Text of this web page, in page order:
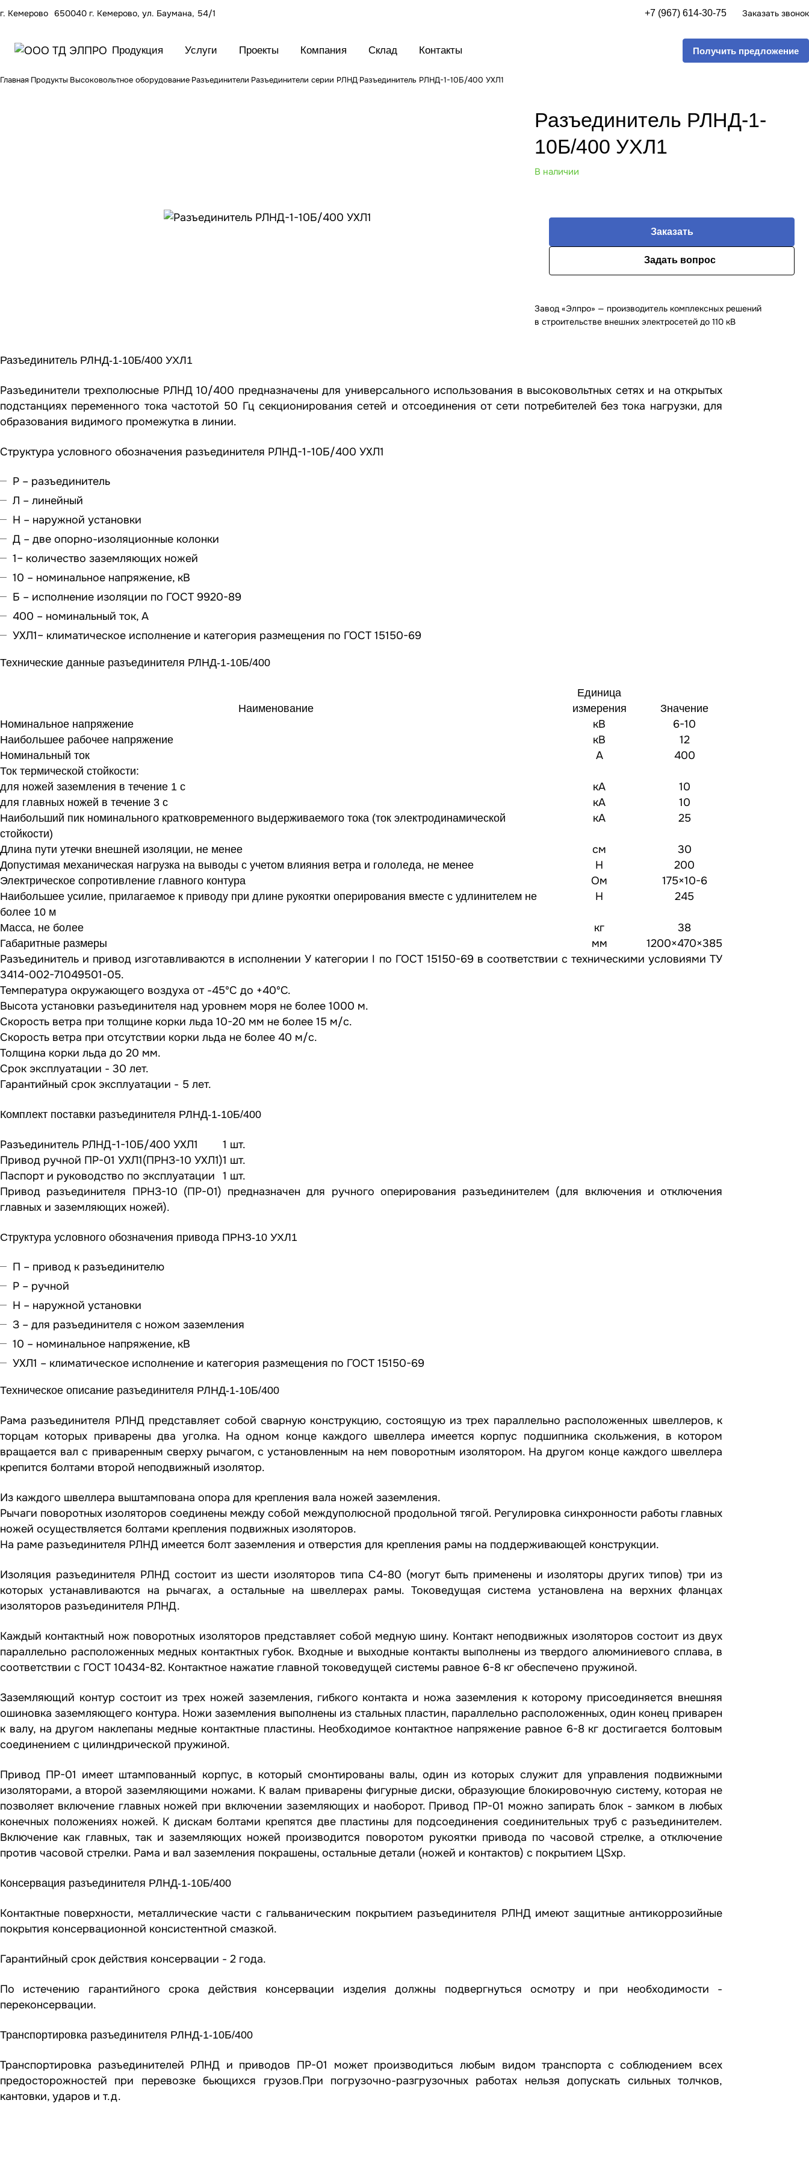
г. Кемерово 650040 г. Кемерово, ул. Баумана, 54/1 +7 (967) 614-30-75 Заказать звонок
Продукция Услуги Проекты Компания Склад Контакты Получить предложение
Главная Продукты Высоковольтное оборудование Разъединители Разъединители серии РЛНД Разъединитель РЛНД-1-10Б/400 УХЛ1
Разъединитель РЛНД-1-
10Б/400 УХЛ1
В наличии
Заказать
Задать вопрос
Завод «Элпро» — производитель комплексных решений
в строительстве внешних электросетей до 110 кВ
Разъединитель РЛНД-1-10Б/400 УХЛ1
Разъединители трехполюсные РЛНД 10/400 предназначены для универсального использования в высоковольтных сетях и на открытых
подстанциях переменного тока частотой 50 Гц секционирования сетей и отсоединения от сети потребителей без тока нагрузки, для
образования видимого промежутка в линии.
Структура условного обозначения разъединителя РЛНД-1-10Б/400 УХЛ1
Р – разъединитель
Л – линейный
Н – наружной установки
Д – две опорно-изоляционные колонки
1– количество заземляющих ножей
10 – номинальное напряжение, кВ
Б – исполнение изоляции по ГОСТ 9920-89
400 – номинальный ток, А
УХЛ1– климатическое исполнение и категория размещения по ГОСТ 15150-69
Технические данные разъединителя РЛНД-1-10Б/400
Наименование
Единица
измерения
Значение
Номинальное напряжение
кВ 6-10
Наибольшее рабочее напряжение кВ 12
Номинальный ток А 400
Ток термической стойкости:
для ножей заземления в течение 1 с
кА 10
для главных ножей в течение 3 с кА 10
Наибольший пик номинального кратковременного выдерживаемого тока (ток электродинамической
стойкости)
кА 25
Длина пути утечки внешней изоляции, не менее см 30
Допустимая механическая нагрузка на выводы с учетом влияния ветра и гололеда, не менее Н 200
Электрическое сопротивление главного контура Ом 175×10-6
Наибольшее усилие, прилагаемое к приводу при длине рукоятки оперирования вместе с удлинителем не
более 10 м
Н 245
Масса, не более кг 38
Габаритные размеры мм
1200×470×385
Разъединитель и привод изготавливаются в исполнении У категории I по ГОСТ 15150-69 в соответствии с техническими условиями ТУ
3414-002-71049501-05.
Температура окружающего воздуха от -45ºC до +40ºC.
Высота установки разъединителя над уровнем моря не более 1000 м.
Скорость ветра при толщине корки льда 10-20 мм не более 15 м/с.
Скорость ветра при отсутствии корки льда не более 40 м/с.
Толщина корки льда до 20 мм.
Срок эксплуатации - 30 лет.
Гарантийный срок эксплуатации - 5 лет.
Комплект поставки разъединителя РЛНД-1-10Б/400
Разъединитель РЛНД-1-10Б/400 УХЛ1
1 шт.
Привод ручной ПР-01 УХЛ1(ПРНЗ-10 УХЛ1)1 шт.
Паспорт и руководство по эксплуатации
1 шт.
Привод разъединителя ПРНЗ-10 (ПР-01) предназначен для ручного оперирования разъединителем (для включения и отключения
главных и заземляющих ножей).
Структура условного обозначения привода ПРНЗ-10 УХЛ1
П – привод к разъединителю
Р – ручной
Н – наружной установки
З – для разъединителя с ножом заземления
10 – номинальное напряжение, кВ
УХЛ1 – климатическое исполнение и категория размещения по ГОСТ 15150-69
Техническое описание разъединителя РЛНД-1-10Б/400
Рама разъединителя РЛНД представляет собой сварную конструкцию, состоящую из трех параллельно расположенных швеллеров, к
торцам которых приварены два уголка. На одном конце каждого швеллера имеется корпус подшипника скольжения, в котором
вращается вал с приваренным сверху рычагом, с установленным на нем поворотным изолятором. На другом конце каждого швеллера
крепится болтами второй неподвижный изолятор.
Из каждого швеллера выштампована опора для крепления вала ножей заземления.
Рычаги поворотных изоляторов соединены между собой междуполюсной продольной тягой. Регулировка синхронности работы главных
ножей осуществляется болтами крепления подвижных изоляторов.
На раме разъединителя РЛНД имеется болт заземления и отверстия для крепления рамы на поддерживающей конструкции.
Изоляция разъединителя РЛНД состоит из шести изоляторов типа С4-80 (могут быть применены и изоляторы других типов) три из
которых устанавливаются на рычагах, а остальные на швеллерах рамы. Токоведущая система установлена на верхних фланцах
изоляторов разъединителя РЛНД.
Каждый контактный нож поворотных изоляторов представляет собой медную шину. Контакт неподвижных изоляторов состоит из двух
параллельно расположенных медных контактных губок. Входные и выходные контакты выполнены из твердого алюминиевого сплава, в
соответствии с ГОСТ 10434-82. Контактное нажатие главной токоведущей системы равное 6-8 кг обеспечено пружиной.
Заземляющий контур состоит из трех ножей заземления, гибкого контакта и ножа заземления к которому присоединяется внешняя
ошиновка заземляющего контура. Ножи заземления выполнены из стальных пластин, параллельно расположенных, один конец приварен
к валу, на другом наклепаны медные контактные пластины. Необходимое контактное напряжение равное 6-8 кг достигается болтовым
соединением с цилиндрической пружиной.
Привод ПР-01 имеет штампованный корпус, в который смонтированы валы, один из которых служит для управления подвижными
изоляторами, а второй заземляющими ножами. К валам приварены фигурные диски, образующие блокировочную систему, которая не
позволяет включение главных ножей при включении заземляющих и наоборот. Привод ПР-01 можно запирать блок - замком в любых
конечных положениях ножей. К дискам болтами крепятся две пластины для подсоединения соединительных труб с разъединителем.
Включение как главных, так и заземляющих ножей производится поворотом рукоятки привода по часовой стрелке, а отключение
против часовой стрелки. Рама и вал заземления покрашены, остальные детали (ножей и контактов) с покрытием ЦSхр.
Консервация разъединителя РЛНД-1-10Б/400
Контактные поверхности, металлические части с гальваническим покрытием разъединителя РЛНД имеют защитные антикоррозийные
покрытия консервационной консистентной смазкой.
Гарантийный срок действия консервации - 2 года.
По истечению гарантийного срока действия консервации изделия должны подвергнуться осмотру и при необходимости -
переконсервации.
Транспортировка разъединителя РЛНД-1-10Б/400
Транспортировка разъединителей РЛНД и приводов ПР-01 может производиться любым видом транспорта с соблюдением всех
предосторожностей при перевозке бьющихся грузов.При погрузочно-разгрузочных работах нельзя допускать сильных толчков,
кантовки, ударов и т.д.